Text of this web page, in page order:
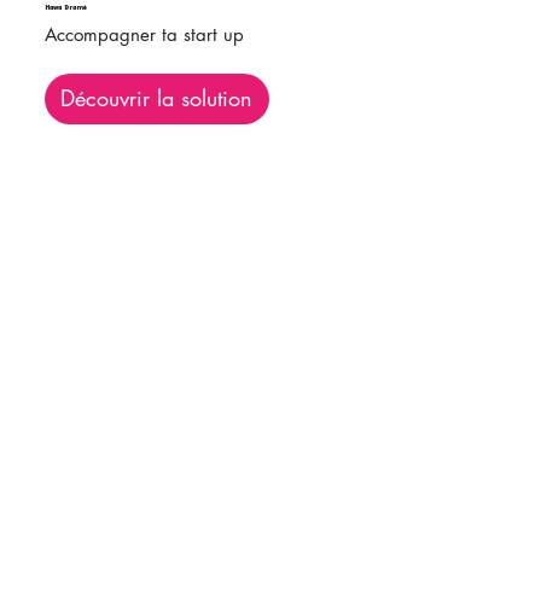
Hawa Dramé
Accompagner ta start up
Découvrir la solution